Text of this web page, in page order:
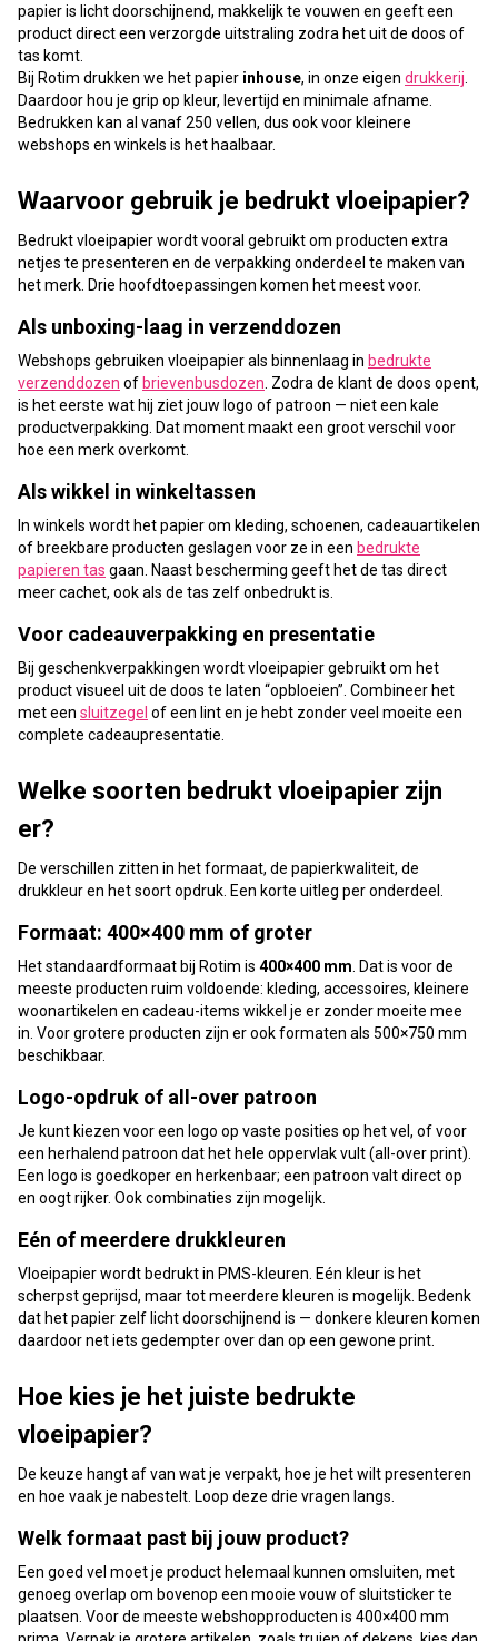
papier is licht doorschijnend, makkelijk te vouwen en geeft een
product direct een verzorgde uitstraling zodra het uit de doos of
tas komt.
Bij Rotim drukken we het papier inhouse, in onze eigen drukkerij
Daardoor hou je grip op kleur, levertijd en minimale afname.
Bedrukken kan al vanaf 250 vellen, dus ook voor kleinere
webshops en winkels is het haalbaar.
Waarvoor gebruik je bedrukt vloeipapier?
Bedrukt vloeipapier wordt vooral gebruikt om producten extra
netjes te presenteren en de verpakking onderdeel te maken van
het merk. Drie hoofdtoepassingen komen het meest voor.
Als unboxing-laag in verzenddozen
Webshops gebruiken vloeipapier als binnenlaag in bedrukte
verzenddozen ofbrievenbusdozen . Zodra de klant de doos opent,
is het eerste wat hij ziet jouw logo of patroon — niet een kale
productverpakking. Dat moment maakt een groot verschil voor
hoe een merk overkomt.
Als wikkel in winkeltassen
In winkels wordt het papier om kleding, schoenen, cadeauartikelen
of breekbare producten geslagen voor ze in een bedrukte
papieren tas gaan. Naast bescherming geeft het de tas direct
meer cachet, ook als de tas zelf onbedrukt is.
Voor cadeauverpakking en presentatie
Bij geschenkverpakkingen wordt vloeipapier gebruikt om het
product visueel uit de doos te laten “opbloeien”. Combineer het
met een sluitzegel of een lint en je hebt zonder veel moeite een
complete cadeaupresentatie.
Welke soorten bedrukt vloeipapier zijn
er?
De verschillen zitten in het formaat, de papierkwaliteit, de
drukkleur en het soort opdruk. Een korte uitleg per onderdeel.
Formaat: 400×400 mm of groter
Het standaardformaat bij Rotim is 400×400 mm . Dat is voor de
meeste producten ruim voldoende: kleding, accessoires, kleinere
woonartikelen en cadeau-items wikkel je er zonder moeite mee
in. Voor grotere producten zijn er ook formaten als 500×750 mm
beschikbaar.
Logo-opdruk of all-over patroon
Je kunt kiezen voor een logo op vaste posities op het vel, of voor
een herhalend patroon dat het hele oppervlak vult (all-over print).
Een logo is goedkoper en herkenbaar; een patroon valt direct op
en oogt rijker. Ook combinaties zijn mogelijk.
Eén of meerdere drukkleuren
Vloeipapier wordt bedrukt in PMS-kleuren. Eén kleur is het
scherpst geprijsd, maar tot meerdere kleuren is mogelijk. Bedenk
dat het papier zelf licht doorschijnend is — donkere kleuren komen
daardoor net iets gedempter over dan op een gewone print.
Hoe kies je het juiste bedrukte
vloeipapier?
De keuze hangt af van wat je verpakt, hoe je het wilt presenteren
en hoe vaak je nabestelt. Loop deze drie vragen langs.
Welk formaat past bij jouw product?
Een goed vel moet je product helemaal kunnen omsluiten, met
genoeg overlap om bovenop een mooie vouw of sluitsticker te
plaatsen. Voor de meeste webshopproducten is 400×400 mm